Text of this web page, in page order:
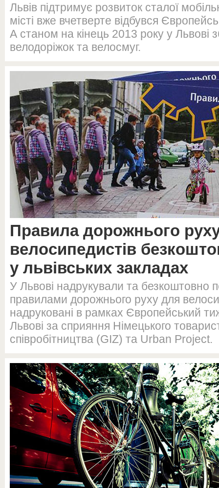
Львів підтримує розвиток сталої
місті вже вчетверте відбувся
А станом на кінець 2013 року у Львові
велодоріжок та велосмуг.
Правила дорожнього
велосипедистів
у львівських закладах
У Львові надрукували та безкоштовно
правилами дорожнього руху для
надруковані в рамках Європейський
Львові за сприяння Німецького
співробітництва (GIZ) та Urban Project.